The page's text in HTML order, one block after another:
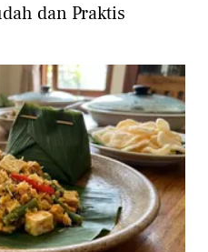
dan Praktis